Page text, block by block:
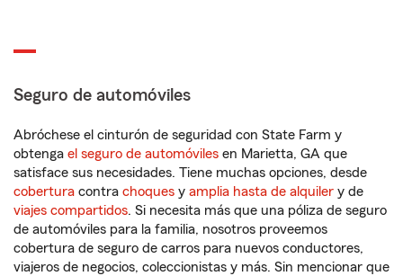
Seguro de automóviles
Abróchese el cinturón de seguridad con State Farm y
obtenga el seguro de automóviles en Marietta, GA que
satisface sus necesidades. Tiene muchas opciones, desde
cobertura contra choques y amplia hasta de alquiler y de
viajes compartidos. Si necesita más que una póliza de seguro
de automóviles para la familia, nosotros proveemos
cobertura de seguro de carros para nuevos conductores,
viajeros de negocios, coleccionistas y más. Sin mencionar que